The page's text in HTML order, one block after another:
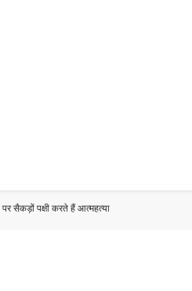
सैकड़ों पक्षी करते हैं आत्महत्या